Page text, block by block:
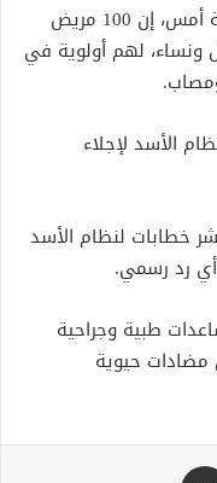
قال مسؤول في منظمة الصحة العالمية أمس، إن 100 مريض
لهم أولوية في
الأسد لإجلاء
خطابات لنظام الأسد
أي رد رسمي.
طبية وجراحية
مضادات حيوية